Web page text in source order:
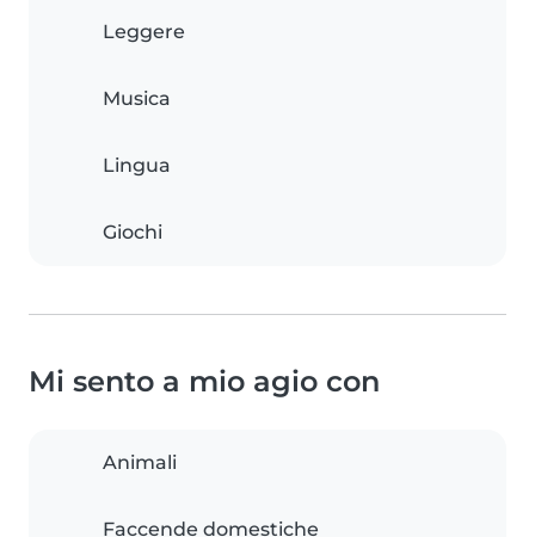
Leggere
Musica
Lingua
Giochi
Mi sento a mio agio con
Animali
Faccende domestiche